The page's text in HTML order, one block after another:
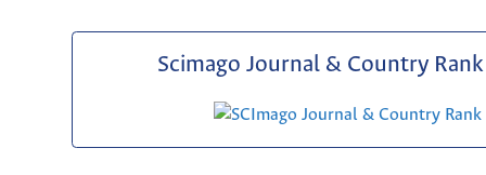
Scimago Journal & Country Rank